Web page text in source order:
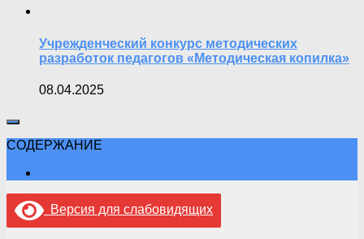
Учрежденческий конкурс методических
разработок педагогов «Методическая копилка»
08.04.2025
СОДЕРЖАНИЕ
Версия для слабовидящих